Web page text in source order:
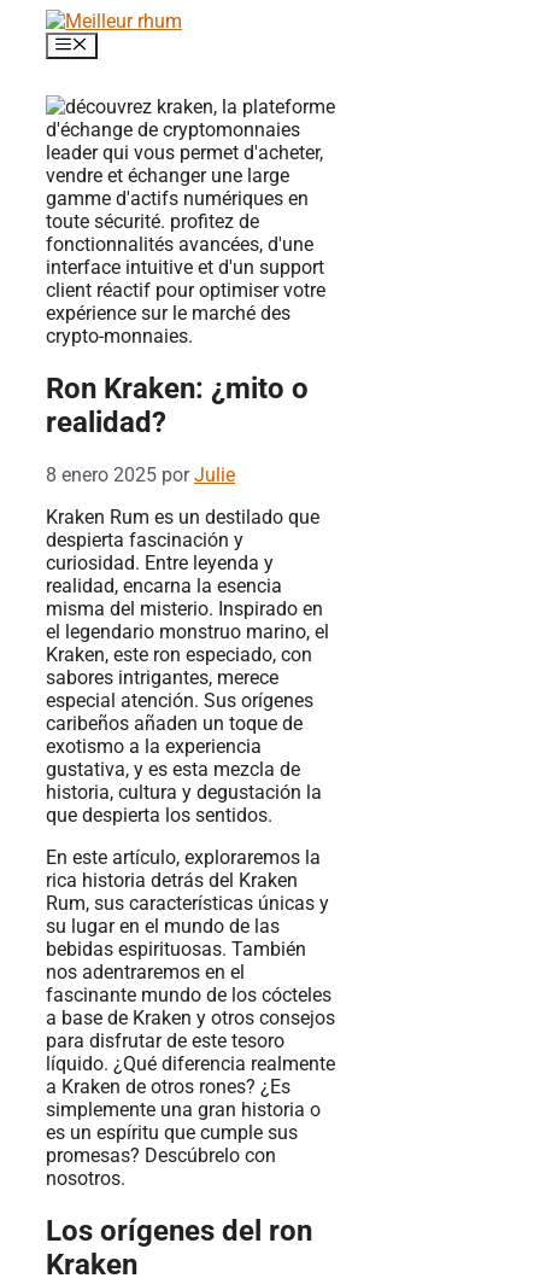
Saltar
contenido
Menú
Ron Kraken: ¿mito o
realidad?
8 enero 2025 porJulie
Kraken Rum es un destilado que
despierta fascinación y
curiosidad. Entre leyenda y
realidad, encarna la esencia
misma del misterio. Inspirado en
el legendario monstruo marino, el
Kraken, este ron especiado, con
sabores intrigantes, merece
especial atención. Sus orígenes
caribeños añaden un toque de
exotismo a la experiencia
gustativa, y es esta mezcla de
historia, cultura y degustación la
que despierta los sentidos.
En este artículo, exploraremos la
rica historia detrás del Kraken
Rum, sus características únicas y
su lugar en el mundo de las
bebidas espirituosas. También
nos adentraremos en el
fascinante mundo de los cócteles
a base de Kraken y otros consejos
para disfrutar de este tesoro
líquido. ¿Qué diferencia realmente
a Kraken de otros rones? ¿Es
simplemente una gran historia o
es un espíritu que cumple sus
promesas? Descúbrelo con
nosotros.
Los orígenes del ron
Kraken